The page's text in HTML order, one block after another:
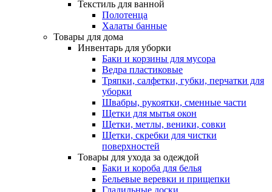
Текстиль для ванной
Полотенца
Халаты банные
Товары для дома
Инвентарь для уборки
Баки и корзины для мусора
Ведра пластиковые
Тряпки, салфетки, губки, перчатки для
уборки
Швабры, рукоятки, сменные части
Щетки для мытья окон
Щетки, метлы, веники, совки
Щетки, скребки для чистки
поверхностей
Товары для ухода за одеждой
Баки и короба для белья
Бельевые веревки и прищепки
Гладильные доски